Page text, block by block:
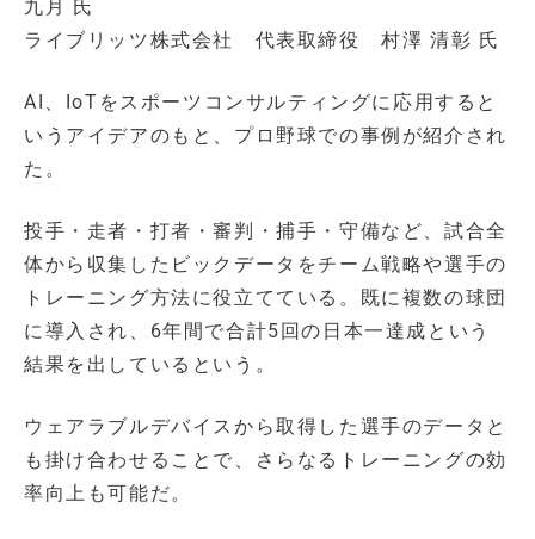
九月 氏
ライブリッツ株式会社 代表取締役 村澤 清彰 氏
AI、IoTをスポーツコンサルティングに応用すると
いうアイデアのもと、プロ野球での事例が紹介され
た。
投手・走者・打者・審判・捕手・守備など、試合全
体から収集したビックデータをチーム戦略や選手の
トレーニング方法に役立てている。既に複数の球団
に導入され、6年間で合計5回の日本一達成という
結果を出しているという。
ウェアラブルデバイスから取得した選手のデータと
も掛け合わせることで、さらなるトレーニングの効
率向上も可能だ。